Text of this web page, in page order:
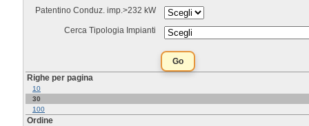
Patentino Conduz. imp.>232 kW
Cerca Tipologia Impianti
Righe per pagina
10
30
100
Ordine